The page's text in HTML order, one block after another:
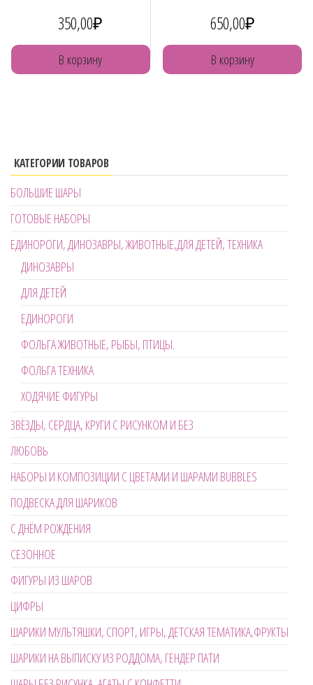
350,00₽
В корзину
650,00₽
В корзину
КАТЕГОРИИ ТОВАРОВ
БОЛЬШИЕ ШАРЫ
ГОТОВЫЕ НАБОРЫ
ЕДИНОРОГИ, ДИНОЗАВРЫ, ЖИВОТНЫЕ,ДЛЯ ДЕТЕЙ, ТЕХНИКА
ДИНОЗАВРЫ
ДЛЯ ДЕТЕЙ
ЕДИНОРОГИ
ФОЛЬГА ЖИВОТНЫЕ, РЫБЫ, ПТИЦЫ.
ФОЛЬГА ТЕХНИКА
ХОДЯЧИЕ ФИГУРЫ
ЗВЁЗДЫ, СЕРДЦА, КРУГИ С РИСУНКОМ И БЕЗ
ЛЮБОВЬ
НАБОРЫ И КОМПОЗИЦИИ С ЦВЕТАМИ И ШАРАМИ BUBBLES
ПОДВЕСКА ДЛЯ ШАРИКОВ
С ДНЁМ РОЖДЕНИЯ
СЕЗОННОЕ
ФИГУРЫ ИЗ ШАРОВ
ЦИФРЫ
ШАРИКИ МУЛЬТЯШКИ, СПОРТ, ИГРЫ, ДЕТСКАЯ ТЕМАТИКА,ФРУКТЫ
ШАРИКИ НА ВЫПИСКУ ИЗ РОДДОМА, ГЕНДЕР ПАТИ